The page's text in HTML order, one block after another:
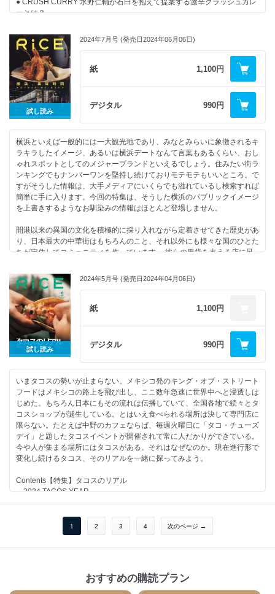
・マツシマ
●ドリンク起点のペアリング考｜柿崎至恩（Salmon & Trout）
・黒木信作（黒木本店・尾鈴山蒸留所）
・仙波晃（泡盛倉庫）
・牧野恵（しぇりークラブ）
・杉本充
・大西正紘（SWITCH COFFEE）
●最先端の卵ペアリング
山谷頼子（BAR燐光）× 藤井淳利（Don Bravo）× 千葉麻里絵
alpes）
●YOUNG PARING CROSSTALK
矢﨑我久（Kabi）× 内野芹夏（Libertin）× 三浦思聞（Ukiyo）× 湯川怜奈
（髙崎のおかん）× 吉母力也（Le Doyenné）
第二特集 ノンアルの時代が到来！
●長 愛莉（Kabi）に教えてもらうノンアルコールドリンクのこれから
●バーテンダーと蒸留家が考えるこれからのノンアルコール｜一場鉄平＆
赤坂真知
●ノンアルコールドリンクレシピ
・enso
・Maruta
●ノンアルが楽しい店 KOKE
●秋の夜長に、もう一杯いかがですか。STUDIO MULE
●EDITOR’S NOTE #35
●吉本ばなな「ごはんの秘密」
●生江史伸「レストランの宇宙」
●加藤シゲアキ「サイドカー讃歌」
●渋谷直角 漫画「たこ RICE」
●岸田繁「その皿はハーモニー」
●門脇麦「麦と素材」
●コムアイ「世界のどこかでいただきます」
●水樹奈々「RiCE RADIO ～ほうたれ～」
●遠藤京子「電影食堂 ～映画の中の料理考～」
●田中開「焼酎ライナーノーツ」
●マキヒロチ 漫画「人間ペアリング」
●弘中綾香「ごほうび飯に甘やかされたい！」
●蜷川実花「FOOD HOLIC」
● CRUSH CURRY 水野仁輔が石臼を抱えて提案する激辛クラッシュカレ
ーとは？
● 表面張力 | シバタヤヌ | ワラエリヤ
● 高橋メアリージュンの中央線辛辛ツアー
● タイ料理 阿佐ヶ谷 ピッキーヌ | 對馬流 南インド系辛口料理店 タリカロ
● チョンプー森枝幹とタイをめぐる HOT & SPICYツアー
● 対談 白根誠（蒙古タンメン中本・代表）×江口カン（映画監督/辛メータ
ー・代表）
激辛シーンの重要人物が語る、“辛旨”の真髄
● なぜ人類は辛味にやみつきになってしまうのか？
● 中華料理 辛味の表現学
湘聚・湖南菜館 | 貴州火鍋 | 尋味楽山
● ガチで辛いガチ中華
翠雲｜龍艶閣
● 世界一辛い料理の国は 世界一幸せなのか
唐辛子オンパレードなブータン料理に、下田画伯が舌鼓を打つ ｜
LASORA
● 一瞬でモンゴルにトリップ！ 本場の味を召し上がれ | 草原の料理 スヨ
● 浅草裏路地午前10時、コリアンストリートでテグタンスープを。 | 金燈
園
● 料理人たちが考えた 辛くておいしいレシピ
・和の辛さ / 脊戸壮介
「カンパチの柚子胡椒じめ きゅうりと大根とかんずり」
「カツオのたたき 和がらしとフランボワーズ」
「エビの南蛮焼き バラと唐辛子
・家ラーメンをラー油で再構築する / 柳瀬拓郎（Ramen Break Beats）
・夏こそ、辛い揚げ物 / 内藤千博（Just Pho You）
「真夏のアジフライ」
● スナックアーバンママによる 辛旨道への誘い
「花椒香る手作り辣油と豚ひき肉と高菜の水餃子」
「フレッシュ唐辛子のナンプラー漬けをかけた 呑める揚げ卵かけ豆腐」
第二特集 炎の麻婆豆腐
● 麻婆豆腐が大好き！ だけど、よく知らないあなたへ | 荻野亮平（四川料
理巴蜀）
● GOOD MAPO GUIDE 絶品の麻婆豆腐が食べられるお店ガイド 2024
菜圳陽 | 蓮華
● 北千住の奇跡、森栄
●吉本ばなな「ごはんの秘密」
●平野紗季子「EDIBLE ACADEMY」
試し読み
2024年7月号 (発売日2024年06月06日)
紙 1,100円
デジタル 990円
横浜といえば一般的には一大観光地であり、みなとみらいに象徴されるキ
ラキラしたイメージ、あるいは横浜デートなんて言葉もあるくらい、おし
ゃれスポットとしてのメジャーブランドといえるでしょう。住みたい街ラ
ンキングでもナンバーワンを堅持し続けておりモテモテもいいところ。で
すがそうした情報は、大手メディアにいくらでも溢れているし検索すれば
簡単に手に入ります。今回の特集は、そうした横浜のパブリックイメージ
を上書きするようなお馴染みの情報はほとんど登場しません。
開港以来の異国の文化を積極的に採り入れながら定着させてきた歴史があ
り、日本最大の中華街はもちろんのこと、それ以外にも様々な国のひとた
ちが定住してコミュニティを作っています。 彼らの胃袋を支える店に足
喫茶店や料理店、ディープな酒場など…地元民がこっそり通う知られざる
名店もたくさんある。もちろん勢いのある新店も続々誕生しており、それ
らが徒歩圏内に密集しているのでハシゴするのも最高に楽しい…。そう横
浜は世界的にも稀有でカオスな食都なのです。普段あまりメディアの表に
出ない、アザーサイド・オブ・ヨコハマにようこそ 。
Contents
● THAT YOKOHAMA FEELING
その瞬間、街はかがやいている。
● YOKOHAMA FOOD MAP 2024
● YOKOHAMA AREA GUIDE
「馬車道・関内・日本大通り」、「WEST関内」、「元町・石川町」、
「本牧通り」
● アザーサイド・オブ・ヨコハマの極私的あるき方
特別対談 福崎こっぺ×酒徒
● 横浜ホンキートンク・フーズ・ストーリー 文＝佐野亨
● THE YOKOHAMA MARKET
● 憧れの酒場街・野毛の面影
中華料理 萬福/AMANDA/山荘/バーカモメ
● 野毛にとことん浸る
せつな/華蔵/バーキネマ/Bar Strut/rotary
MINTON HOUSE/ATHENS/CABLE CAR/GREEN DOOR
● 北山宏光の一日五カ国食の旅 in 横浜
● 横浜飲みをおもしろくする サケカルチャーの震源地
試し読み
2024年5月号 (発売日2024年04月06日)
紙 1,100円
デジタル 990円
いまタコスの勢いが止まらない。メキシコ発のキング・オブ・ストリート
フードはメキシコの路上を飛び出し、ここ数年急速に世界中へと浸透しは
じめた。もちろん日本にもその流れは伝播していて、全国各地で続々とタ
コスショップが誕生している。とはいえ食べられる場所は決して専門店に
限らない。たとえば中野のカフェならば、毎週火曜日に「タコ・チューズ
デイ」と題したタコスイベントが開催されて常に人だかりができている。
今や人が集まる場所にはタコスがある。それはなぜなのか。現在進行形で
変化し続けるタコス、そのリアルを一緒に探ってみよう。
Contents【特集】タコスのリアル
・2024 TACOS YEAR
LOU/TACOS SESSION/No./Sanpuc Tacos/Street Food
Sanchez（デンマーク）
・What’s Tacos?
・Modern Taco-logy
TACOSUAVE/MIL TACOS/PARA MEXICO/ETHICA/Chelas
・鳴海唯のパーフェクト・タコスデイ
1 2 3 4 次のページ →
おすすめの購読プラン